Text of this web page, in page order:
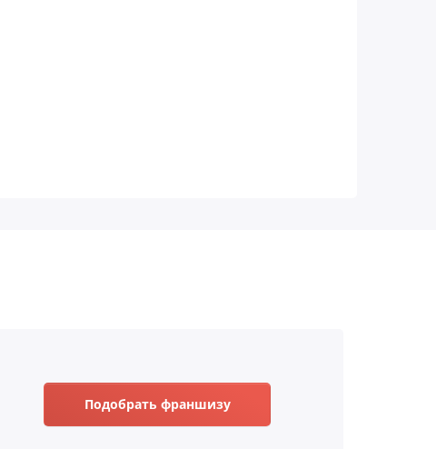
Подобрать франшизу